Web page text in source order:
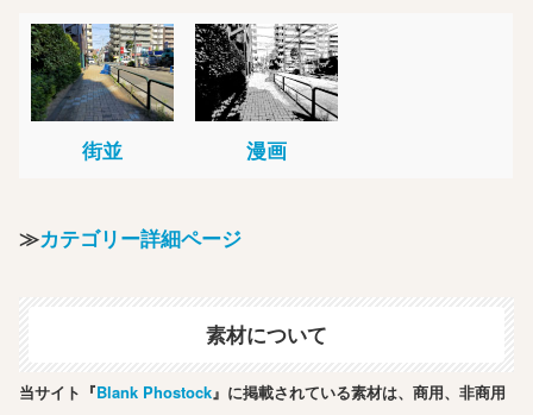
街並 漫画
≫カテゴリー詳細ページ
素材について
当サイト『Blank Phostock』に掲載されている素材は、商用、非商用